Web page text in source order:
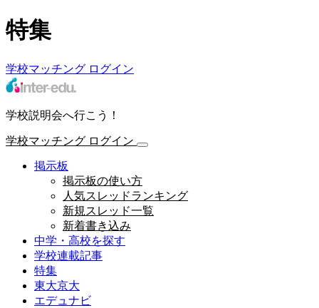
特集
学校マッチング ログイン
学校説明会へ行こう！
学校マッチング ログイン
掲示板
掲示板の使い方
人気スレッドランキング
新規スレッド一覧
新着書き込み
中学・高校を探す
学校連載記事
特集
東大京大
エデュナビ